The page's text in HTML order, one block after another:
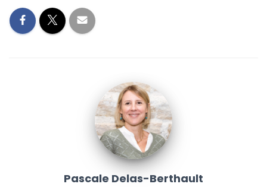
Pascale Delas-Berthault